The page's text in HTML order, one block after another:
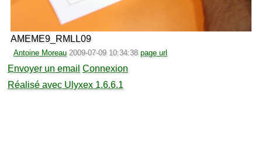
AMEME9_RMLL09
Antoine Moreau 2009-07-09 10:34:38 page url
Envoyer un email Connexion
Réalisé avec Ulyxex 1.6.6.1